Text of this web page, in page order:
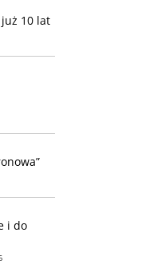
już 10 lat
i do